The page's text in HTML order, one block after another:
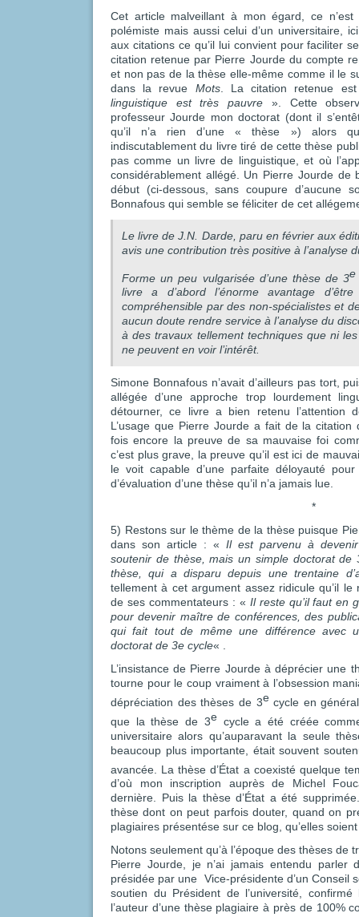
Cet article malveillant à mon égard, ce
polémiste mais aussi celui d’un universitaire,
aux citations ce qu’il lui convient pour faciliter
citation retenue par Pierre Jourde du compte
et non pas de la thèse elle-même comme il le
dans la revue Mots. La citation retenue
linguistique est très pauvre ». Cette
professeur Jourde mon doctorat (dont il
qu’il n’a rien d’une « thèse ») alors
indiscutablement du livre tiré de cette thèse
pas comme un livre de linguistique, et où
considérablement allégé. Un Pierre Jourde de
début (ci-dessous, sans coupure d’aucune
Bonnafous qui semble se féliciter de cet
Le livre de J.N. Darde, paru en février aux
avis une contribution très positive à l’analyse
Forme un peu vulgarisée d’une thèse de 3e
livre a d’abord l’énorme avantage
compréhensible par des non-spécialistes et
aucun doute rendre service à l’analyse du
à des travaux tellement techniques que ni
ne peuvent en voir l’intérêt.
Simone Bonnafous n’avait d’ailleurs pas tort,
allégée d’une approche trop lourdement
détourner, ce livre a bien retenu l’attention
L’usage que Pierre Jourde a fait de la
fois encore la preuve de sa mauvaise foi
c’est plus grave, la preuve qu’il est ici de
le voit capable d’une parfaite déloyauté
d’évaluation d’une thèse qu’il n’a jamais lue.
*
5) Restons sur le thème de la thèse puisque
dans son article : « Il est parvenu à
soutenir de thèse, mais un simple doctorat de
thèse, qui a disparu depuis une trentaine
tellement à cet argument assez ridicule qu’il
de ses commentateurs : « Il reste qu’il faut en
pour devenir maître de conférences, des
qui fait tout de même une différence avec
doctorat de 3e cycle« .
L’insistance de Pierre Jourde à déprécier une
tourne pour le coup vraiment à l’obsession
dépréciation des thèses de 3ecycle en
que la thèse de 3ecycle a été créée
universitaire alors qu’auparavant la seule
beaucoup plus importante, était souvent
avancée. La thèse d’État a coexisté quelque
d’où mon inscription auprès de Michel
dernière. Puis la thèse d’État a été
thèse dont on peut parfois douter, quand on
plagiaires présentése sur ce blog, qu’elles
Notons seulement qu’à l’époque des thèses de
Pierre Jourde, je n’ai jamais entendu parler
présidée par une Vice-présidente d’un Conseil
soutien du Président de l’université,
l’auteur d’une thèse plagiaire à près de 100%